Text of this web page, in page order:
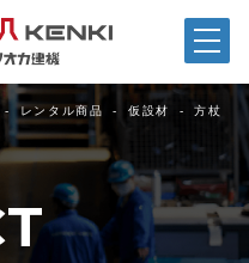
レンタル商品 仮設材 方杖